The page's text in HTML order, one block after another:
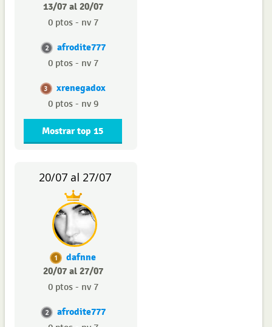
13/07 al 20/07
0 ptos - nv 7
2 afrodite777
0 ptos - nv 7
3 xrenegadox
0 ptos - nv 9
Mostrar top 15
20/07 al 27/07
1
dafnne
20/07 al 27/07
0 ptos - nv 7
2 afrodite777